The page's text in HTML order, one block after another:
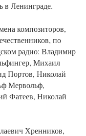
в Ленинграде.
композиторов,
по
радио: Владимир
Михаил
Портов, Николай
Мервольф,
Фатеев, Николай
Хренников,